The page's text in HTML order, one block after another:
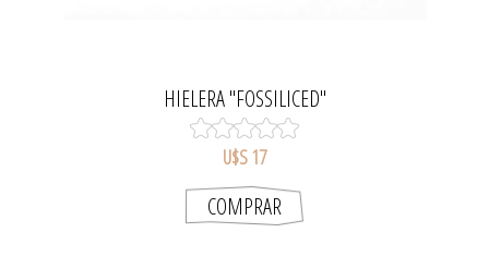
HIELERA "FOSSILICED"
U$S 17